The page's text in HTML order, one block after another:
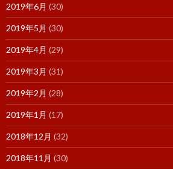
2019年6月 (30)
2019年5月 (30)
2019年4月 (29)
2019年3月 (31)
2019年2月 (28)
2019年1月 (17)
2018年12月 (32)
2018年11月 (30)